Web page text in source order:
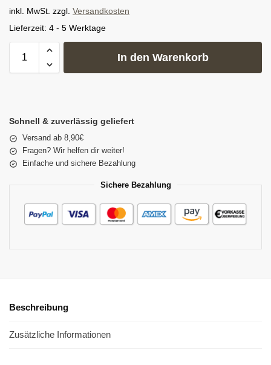
inkl. MwSt. zzgl. Versandkosten
Lieferzeit: 4 - 5 Werktage
In den Warenkorb
Schnell & zuverlässig geliefert
Versand ab 8,90€
Fragen? Wir helfen dir weiter!
Einfache und sichere Bezahlung
Sichere Bezahlung
Beschreibung
Zusätzliche Informationen